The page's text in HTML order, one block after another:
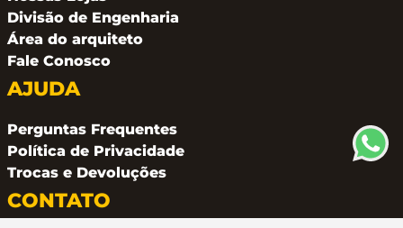
Divisão de Engenharia
Área do arquiteto
Fale Conosco
AJUDA
Perguntas Frequentes
Política de Privacidade
Trocas e Devoluções
CONTATO